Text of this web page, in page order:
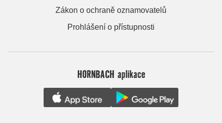
Zákon o ochraně oznamovatelů
Prohlášení o přístupnosti
HORNBACH aplikace